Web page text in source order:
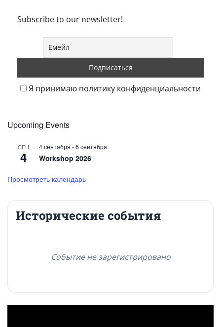
Subscribe to our newsletter!
Я принимаю политику конфиденциальности
Upcoming Events
СЕН
4
4 сентября -6 сентября
Workshop 2026
Просмотреть календарь
Исторические события
Событие не зарегистрировано